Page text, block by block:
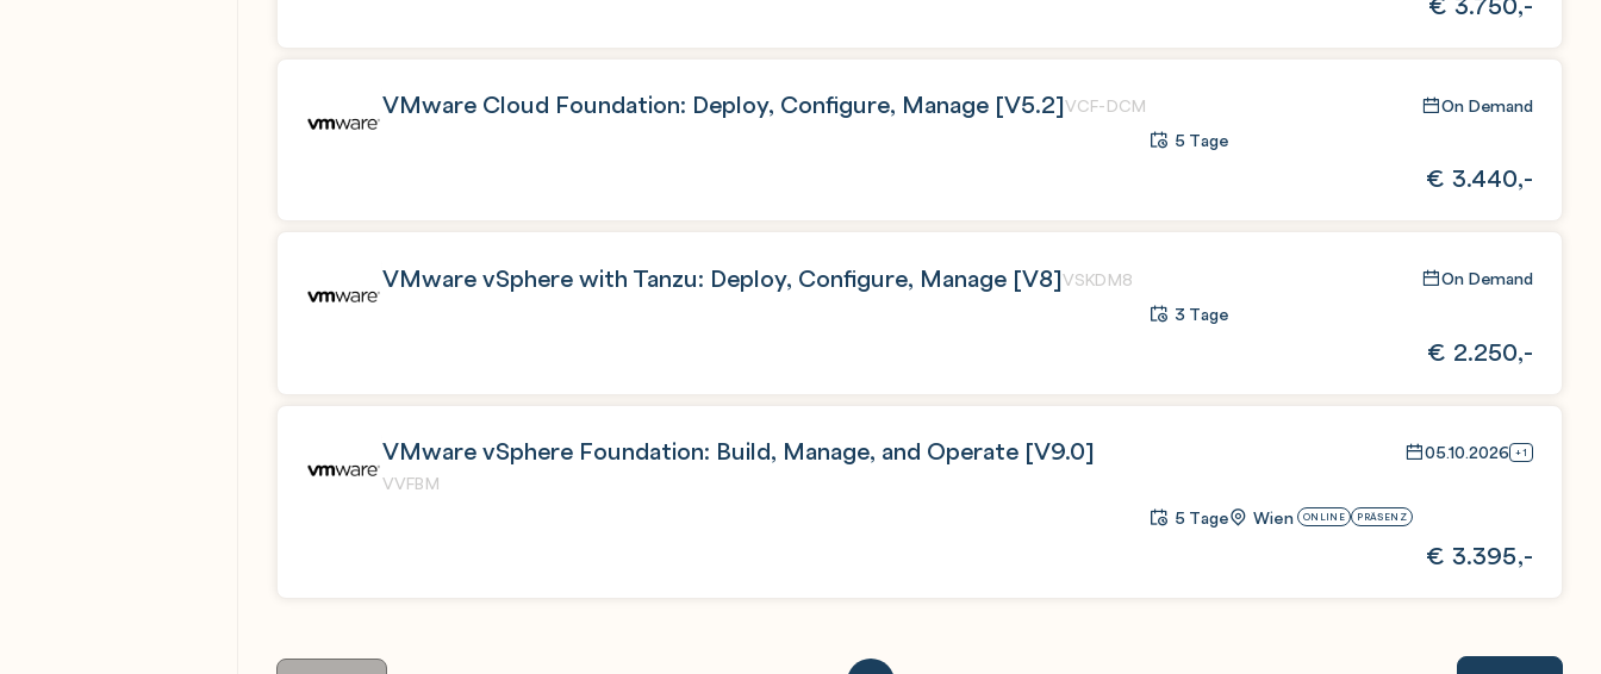
5 Tage
VMware Cloud Foundation: Deploy, Configure, Manage [V5.2]VCF-DCM On Demand
€ 3.440,-
3 Tage
VMware vSphere with Tanzu: Deploy, Configure, Manage [V8]VSKDM8 On Demand
€ 2.250,-
5 Tage Wien ONLINE PRÄSENZ
VMware vSphere Foundation: Build, Manage, and Operate [V9.0]
VVFBM
05.10.2026 +1
€ 3.395,-